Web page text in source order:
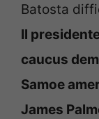
Batosta
Il
caucus
Samoe
James